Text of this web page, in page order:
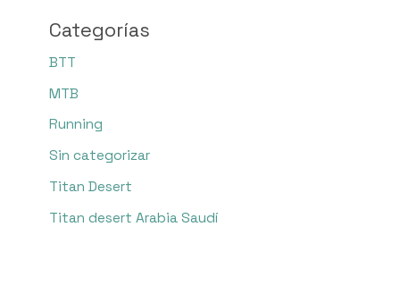
Categorías
BTT
MTB
Running
Sin categorizar
Titan Desert
Titan desert Arabia Saudí